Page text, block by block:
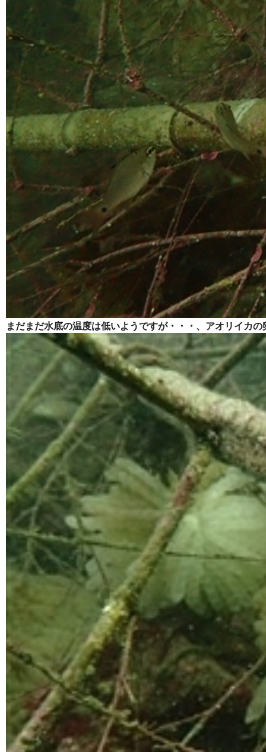
まだまだ水底の温度は低いようですが・・・、アオリイカ